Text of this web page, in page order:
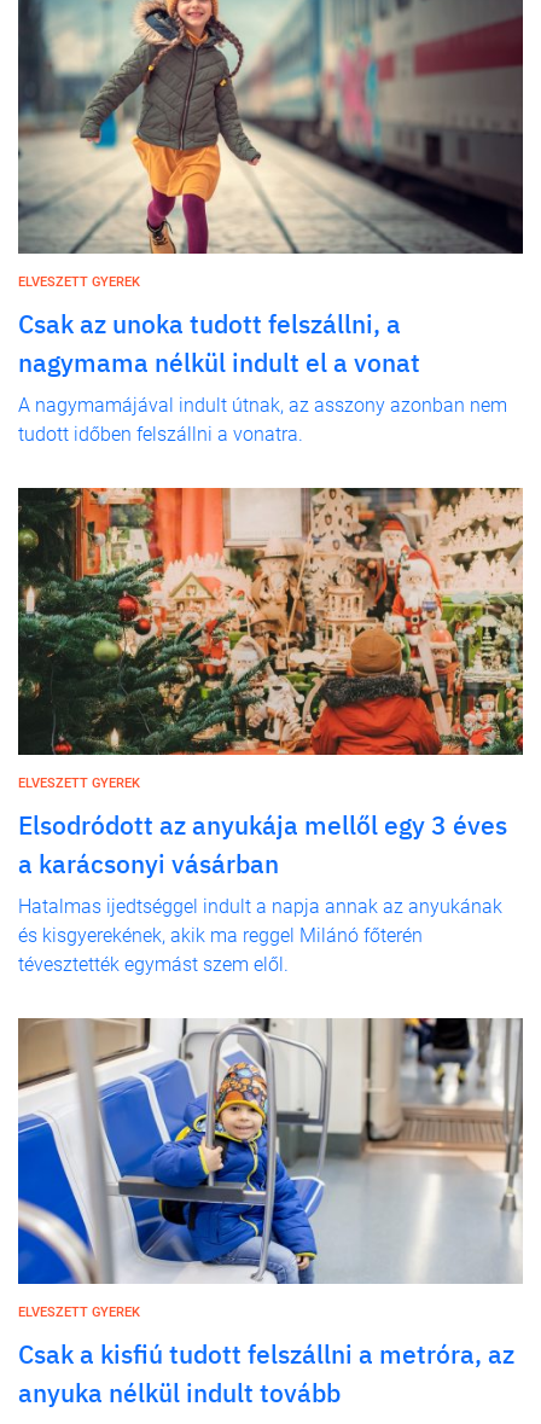
ELVESZETT GYEREK
Csak az unoka tudott felszállni, a
nagymama nélkül indult el a vonat
A nagymamájával indult útnak, az asszony azonban nem
tudott időben felszállni a vonatra.
ELVESZETT GYEREK
Elsodródott az anyukája mellől egy 3 éves
a karácsonyi vásárban
Hatalmas ijedtséggel indult a napja annak az anyukának
és kisgyerekének, akik ma reggel Milánó főterén
tévesztették egymást szem elől.
ELVESZETT GYEREK
Csak a kisfiú tudott felszállni a metróra, az
anyuka nélkül indult tovább